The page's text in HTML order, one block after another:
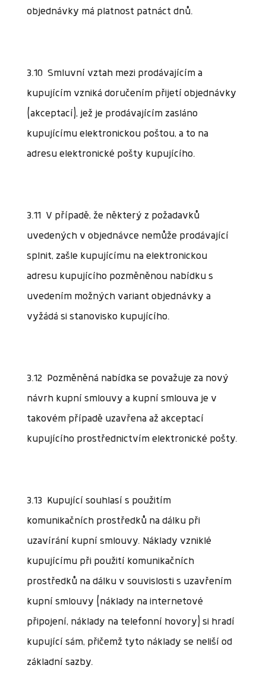
objednávky má platnost patnáct dnů.
3.10 Smluvní vztah mezi prodávajícím a
kupujícím vzniká doručením přijetí objednávky
(akceptací), jež je prodávajícím zasláno
kupujícímu elektronickou poštou, a to na
adresu elektronické pošty kupujícího.
3.11 V případě, že některý z požadavků
uvedených v objednávce nemůže prodávající
splnit, zašle kupujícímu na elektronickou
adresu kupujícího pozměněnou nabídku s
uvedením možných variant objednávky a
vyžádá si stanovisko kupujícího.
3.12 Pozměněná nabídka se považuje za nový
návrh kupní smlouvy a kupní smlouva je v
takovém případě uzavřena až akceptací
kupujícího prostřednictvím elektronické pošty.
3.13 Kupující souhlasí s použitím
komunikačních prostředků na dálku při
uzavírání kupní smlouvy. Náklady vzniklé
kupujícímu při použití komunikačních
prostředků na dálku v souvislosti s uzavřením
kupní smlouvy (náklady na internetové
připojení, náklady na telefonní hovory) si hradí
kupující sám, přičemž tyto náklady se neliší od
základní sazby.